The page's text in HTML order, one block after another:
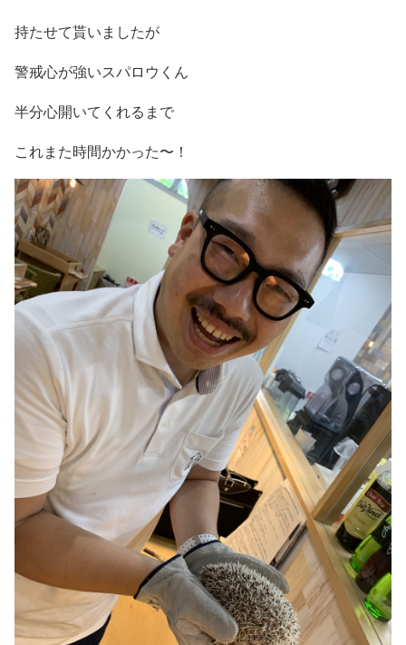
持たせて貰いましたが
警戒心が強いスパロウくん
半分心開いてくれるまで
これまた時間かかった〜！